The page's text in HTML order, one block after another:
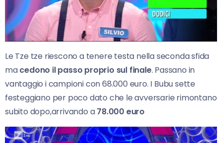
Le Tze tze riescono a tenere testa nella seconda sfida
macedono il passo proprio sul finale. Passano in
vantaggio i campioni con 68.000 euro. I Bubu sette
festeggiano per poco dato che le avversarie rimontano
subito dopo,arrivando a78.000 euro